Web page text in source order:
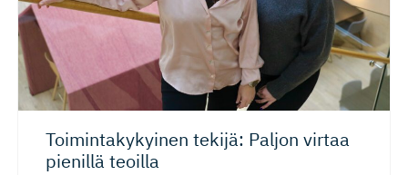
Toimintaky­kyinen tekijä: Paljon virtaa
pienillä teoilla